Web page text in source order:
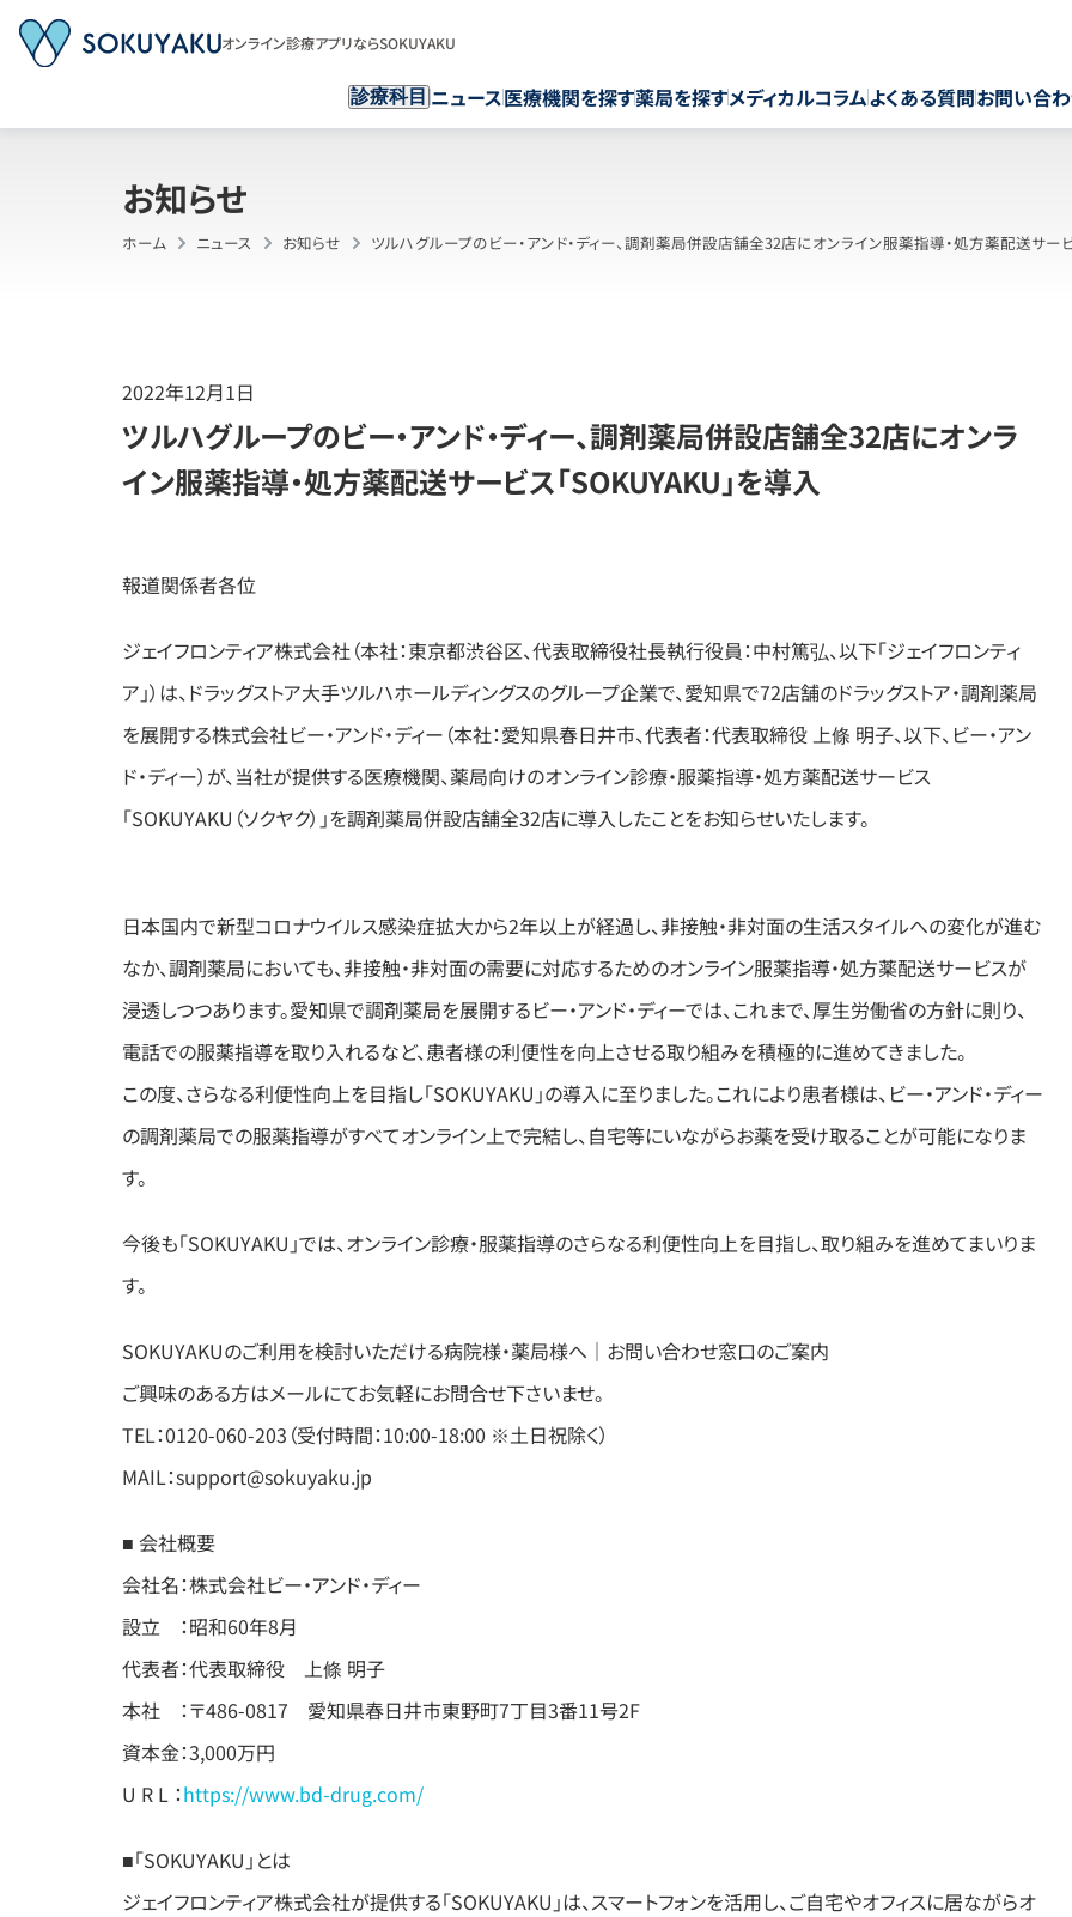
オンライン診療アプリならSOKUYAKU
診療科目 ニュース医療機関を探す薬局を探すメディカルコラムよくある質問お問い合
お知らせ
ホーム ニュース お知らせ ツルハグループのビー・アンド・ディー、調剤薬局併設店舗全32店にオンライン服薬指導・処方薬配送サー
2022年12月1日
ツルハグループのビー・アンド・ディー、調剤薬局併設店舗全32店にオンラ
イン服薬指導・処方薬配送サービス「SOKUYAKU」を導入
報道関係者各位
ジェイフロンティア株式会社（本社：東京都渋谷区、代表取締役社長執行役員：中村篤弘、以下「ジェイフロンティ
ア」）は、ドラッグストア大手ツルハホールディングスのグループ企業で、愛知県で72店舗のドラッグストア・調剤薬局
を展開する株式会社ビー・アンド・ディー（本社：愛知県春日井市、代表者：代表取締役 上條 明子、以下、ビー・アン
ド・ディー）が、当社が提供する医療機関、薬局向けのオンライン診療・服薬指導・処方薬配送サービス
「SOKUYAKU（ソクヤク）」を調剤薬局併設店舗全32店に導入したことをお知らせいたします。
日本国内で新型コロナウイルス感染症拡大から2年以上が経過し、非接触・非対面の生活スタイルへの変化が進む
なか、調剤薬局においても、非接触・非対面の需要に対応するためのオンライン服薬指導・処方薬配送サービスが
浸透しつつあります。愛知県で調剤薬局を展開するビー・アンド・ディーでは、これまで、厚生労働省の方針に則り、
電話での服薬指導を取り入れるなど、患者様の利便性を向上させる取り組みを積極的に進めてきました。
この度、さらなる利便性向上を目指し「SOKUYAKU」の導入に至りました。これにより患者様は、ビー・アンド・ディー
の調剤薬局での服薬指導がすべてオンライン上で完結し、自宅等にいながらお薬を受け取ることが可能になりま
す。
今後も「SOKUYAKU」では、オンライン診療・服薬指導のさらなる利便性向上を目指し、取り組みを進めてまいりま
す。
SOKUYAKUのご利用を検討いただける病院様・薬局様へ｜お問い合わせ窓口のご案内
ご興味のある方はメールにてお気軽にお問合せ下さいませ。
TEL：0120-060-203（受付時間：10:00-18:00 ※土日祝除く）
MAIL：support@sokuyaku.jp
■ 会社概要
会社名：株式会社ビー・アンド・ディー
設立 ：昭和60年8月
代表者：代表取締役 上條 明子
本社 ：〒486-0817 愛知県春日井市東野町7丁目3番11号2F
資本金：3,000万円
U R L ：https://www.bd-drug.com/
■「SOKUYAKU」とは
ジェイフロンティア株式会社が提供する「SOKUYAKU」は、スマートフォンを活用し、ご自宅やオフィスに居ながらオ